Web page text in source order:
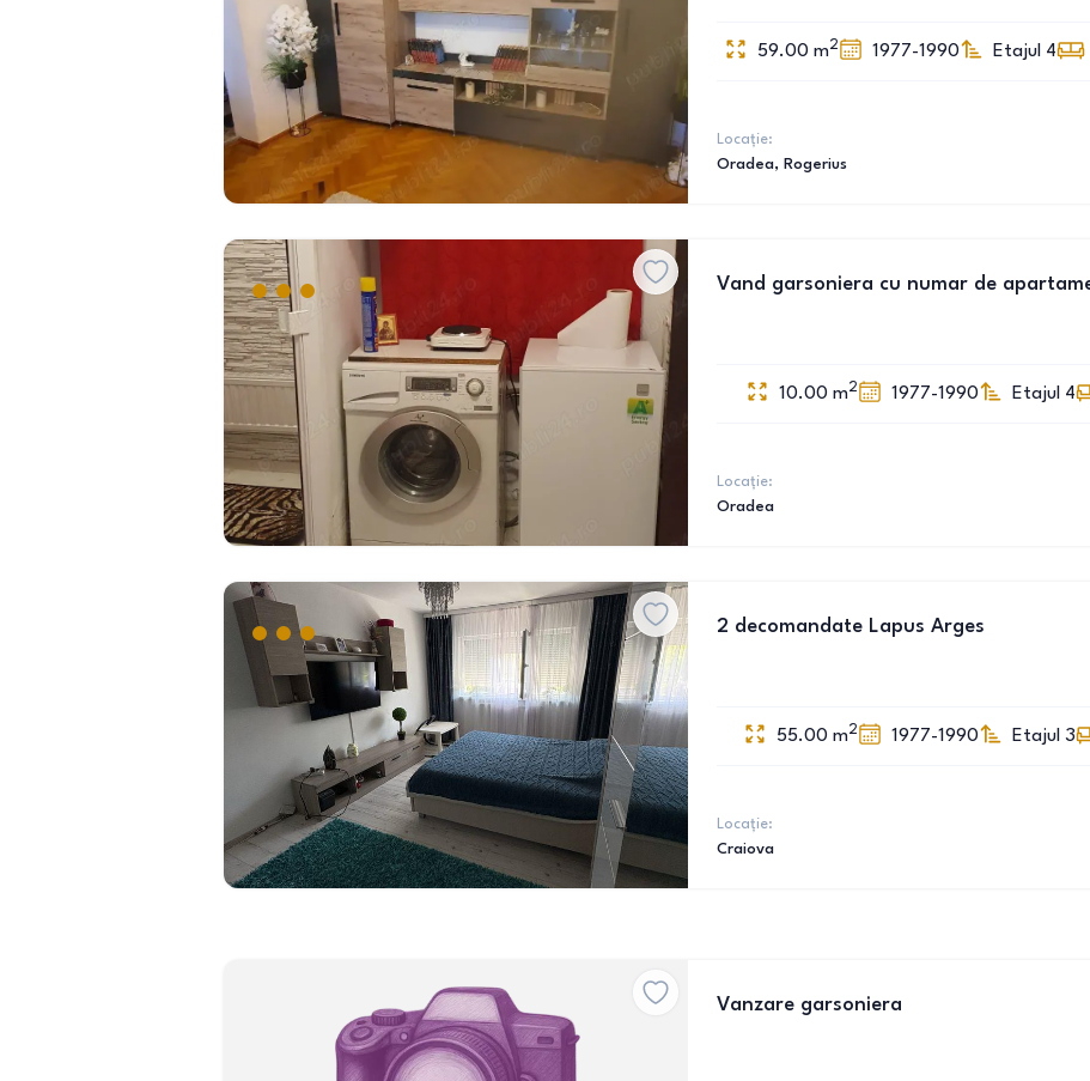
59.00 m2 1977-1990 Etajul 4
Locație:
Oradea, Rogerius
Vand garsoniera cu numar de
10.00 m2 1977-1990 Etajul 4
Locație:
Oradea
2 decomandate Lapus Arges
55.00 m2 1977-1990 Etajul 3
Locație:
Craiova
Vanzare garsoniera